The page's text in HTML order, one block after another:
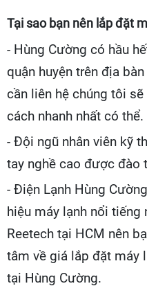
Tại sao bạn nên lắp đặt
- Hùng Cường có hầu
quận huyện trên địa
cần liên hệ chúng tôi
cách nhanh nhất có thể.
- Đội ngũ nhân viên kỹ
tay nghề cao được đào
- Điện Lạnh Hùng
hiệu máy lạnh nổi tiếng
Reetech tại HCM nên
tâm về giá lắp đặt máy
tại Hùng Cường.